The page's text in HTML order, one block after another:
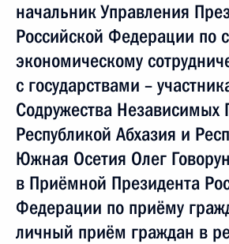
начальник Управления
Российской Федерации по
экономическому
с государствами –
Содружества Независимых
Республикой Абхазия и
Южная Осетия Олег
в Приёмной Президента
Федерации по приёму
личный приём граждан в